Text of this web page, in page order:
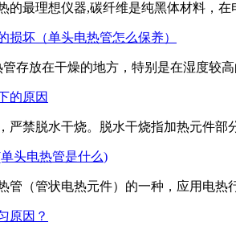
的最理想仪器,碳纤维是纯黑体材料，在
损坏（单头电热管怎么保养）
存放在干燥的地方，特别是在湿度较
的原因
严禁脱水干烧。脱水干烧指加热元件部
头电热管是什么)
（管状电热元件）的一种，应用电热
原因？